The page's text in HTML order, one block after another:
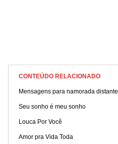
CONTEÚDO RELACIONADO
Mensagens para namorada distante
Seu sonho é meu sonho
Louca Por Você
Amor pra Vida Toda